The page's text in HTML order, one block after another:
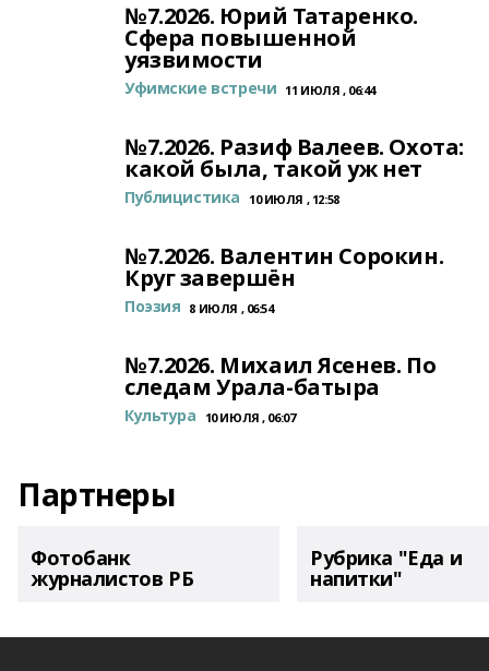
№7.2026. Юрий Татаренко.
Сфера повышенной
уязвимости
Уфимские встречи 11 ИЮЛЯ , 06:44
№7.2026. Разиф Валеев. Охота:
какой была, такой уж нет
Публицистика 10 ИЮЛЯ , 12:58
№7.2026. Валентин Сорокин.
Круг завершён
Поэзия 8 ИЮЛЯ , 06:54
№7.2026. Михаил Ясенев. По
следам Урала-батыра
Культура 10 ИЮЛЯ , 06:07
Партнеры
Фотобанк
журналистов РБ
Рубрика "Еда и
напитки"